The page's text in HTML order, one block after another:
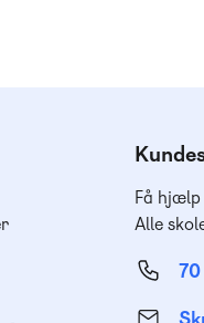
Få
Alle